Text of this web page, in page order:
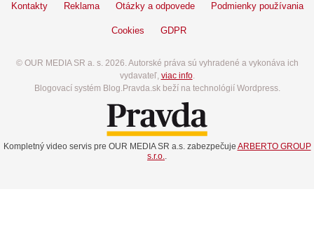
Kontakty Reklama Otázky a odpovede Podmienky používania
Cookies GDPR
© OUR MEDIA SR a. s. 2026. Autorské práva sú vyhradené a vykonáva ich
vydavateľ, viac info.
Blogovací systém Blog.Pravda.sk beží na technológií Wordpress.
Kompletný video servis pre OUR MEDIA SR a.s. zabezpečuje ARBERTO GROUP
s.r.o..